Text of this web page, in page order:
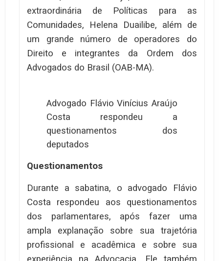
extraordinária de Políticas para as
Comunidades, Helena Duailibe, além de
um grande número de operadores do
Direito e integrantes da Ordem dos
Advogados do Brasil (OAB-MA).
Advogado Flávio Vinícius Araújo
Costa respondeu a
questionamentos dos
deputados
Questionamentos
Durante a sabatina, o advogado Flávio
Costa respondeu aos questionamentos
dos parlamentares, após fazer uma
ampla explanação sobre sua trajetória
profissional e acadêmica e sobre sua